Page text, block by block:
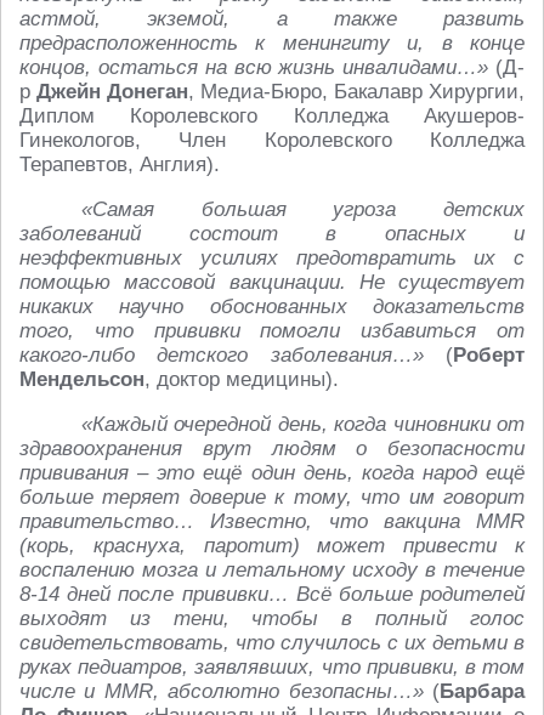
астмой, экземой, а также развить
предрасположенность к менингиту и, в конце
концов, остаться на всю жизнь инвалидами…» (Д-
р Джейн Донеган, Медиа-Бюро, Бакалавр Хирургии,
Диплом Королевского Колледжа Акушеров-
Гинекологов, Член Королевского Колледжа
Терапевтов, Англия).
«Самая большая угроза детских
заболеваний состоит в опасных и
неэффективных усилиях предотвратить их с
помощью массовой вакцинации. Не существует
никаких научно обоснованных доказательств
того, что прививки помогли избавиться от
какого-либо детского заболевания…» (Роберт
Мендельсон, доктор медицины).
«Каждый очередной день, когда чиновники от
здравоохранения врут людям о безопасности
прививания – это ещё один день, когда народ ещё
больше теряет доверие к тому, что им говорит
правительство… Известно, что вакцина MMR
(корь, краснуха, паротит) может привести к
воспалению мозга и летальному исходу в течение
8-14 дней после прививки… Всё больше родителей
выходят из тени, чтобы в полный голос
свидетельствовать, что случилось с их детьми в
руках педиатров, заявлявших, что прививки, в том
числе и MMR, абсолютно безопасны…» (Барбара